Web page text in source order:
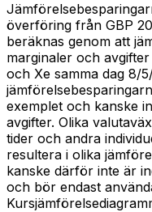
överföring från GBP
beräknas genom att
marginaler och
och Xe samma dag 8/
exemplet och kanske
avgifter. Olika
tider och andra
resultera i olika
kanske därför inte är
och bör endast